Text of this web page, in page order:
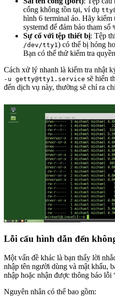
cổng không tồn tại, ví dụ
hình 6 terminal ảo. Hãy kiểm
systemd để đảm bảo tham số
Sự cố với tệp thiết bị: Tệp
/dev/tty1) có thể bị hỏng
Bạn có thể thử kiểm tra
Cách xử lý nhanh là kiểm tra nhật
-u getty@tty1.service sẽ hiển
đến dịch vụ này, thường sẽ chỉ ra
Lỗi cấu hình dẫn đến
Một vấn đề khác là bạn thấy lời
nhập tên người dùng và mật khẩu,
nhập hoặc nhận được thông báo lỗi
Nguyên nhân có thể bao gồm: